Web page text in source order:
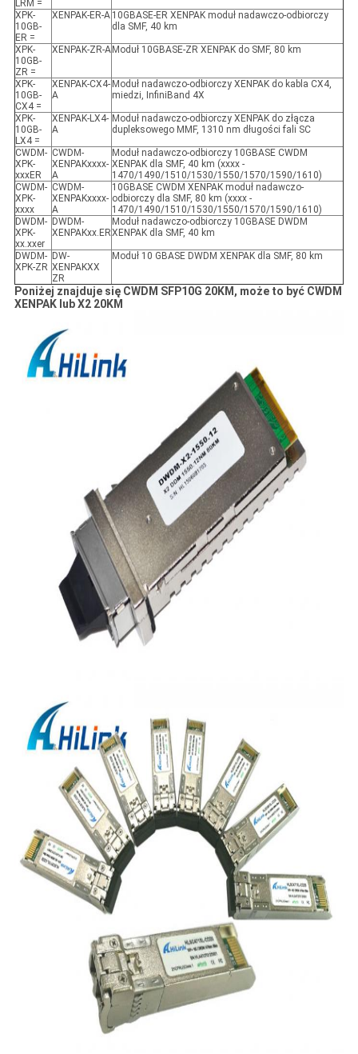
LRM =
XPK-
10GB-
ER =
XENPAK-ER-A 10GBASE-ER XENPAK moduł nadawczo-odbiorczy
dla SMF, 40 km
XPK-
10GB-
ZR =
XENPAK-ZR-A Moduł 10GBASE-ZR XENPAK do SMF, 80 km
XPK-
10GB-
CX4 =
XENPAK-CX4-
A
Moduł nadawczo-odbiorczy XENPAK do kabla CX4,
miedzi, InfiniBand 4X
XPK-
10GB-
LX4 =
XENPAK-LX4-
A
Moduł nadawczo-odbiorczy XENPAK do złącza
dupleksowego MMF, 1310 nm długości fali SC
CWDM-
XPK-
xxxER
CWDM-
XENPAKxxxx-
A
Moduł nadawczo-odbiorczy 10GBASE CWDM
XENPAK dla SMF, 40 km (xxxx -
1470/1490/1510/1530/1550/1570/1590/1610)
CWDM-
XPK-
xxxx
CWDM-
XENPAKxxxx-
A
10GBASE CWDM XENPAK moduł nadawczo-
odbiorczy dla SMF, 80 km (xxxx -
1470/1490/1510/1530/1550/1570/1590/1610)
DWDM-
XPK-
xx.xxer
DWDM-
XENPAKxx.ER
Moduł nadawczo-odbiorczy 10GBASE DWDM
XENPAK dla SMF, 40 km
DWDM-
XPK-ZR
DW-
XENPAKXX
ZR
Moduł 10 GBASE DWDM XENPAK dla SMF, 80 km
Poniżej znajduje się CWDM SFP10G 20KM, może to być CWDM
XENPAK lub X2 20KM